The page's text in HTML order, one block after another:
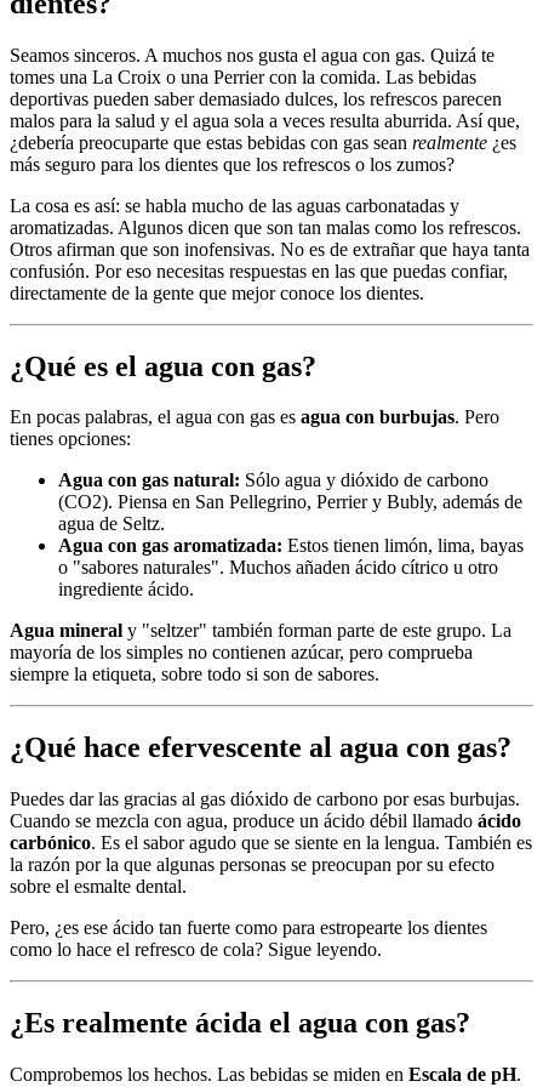
Seamos sinceros. A muchos nos gusta el agua con gas. Quizá te
tomes una La Croix o una Perrier con la comida. Las bebidas
deportivas pueden saber demasiado dulces, los refrescos parecen
malos para la salud y el agua sola a veces resulta aburrida. Así que,
¿debería preocuparte que estas bebidas con gas sean realmente ¿es
más seguro para los dientes que los refrescos o los zumos?
La cosa es así: se habla mucho de las aguas carbonatadas y
aromatizadas. Algunos dicen que son tan malas como los refrescos.
Otros afirman que son inofensivas. No es de extrañar que haya tanta
confusión. Por eso necesitas respuestas en las que puedas confiar,
directamente de la gente que mejor conoce los dientes.
¿Qué es el agua con gas?
En pocas palabras, el agua con gas es agua con burbujas. Pero
tienes opciones:
Agua con gas natural: Sólo agua y dióxido de carbono
(CO2). Piensa en San Pellegrino, Perrier y Bubly, además de
agua de Seltz.
Agua con gas aromatizada: Estos tienen limón, lima, bayas
o "sabores naturales". Muchos añaden ácido cítrico u otro
ingrediente ácido.
Agua mineral y "seltzer" también forman parte de este grupo. La
mayoría de los simples no contienen azúcar, pero comprueba
siempre la etiqueta, sobre todo si son de sabores.
¿Qué hace efervescente al agua con gas?
Puedes dar las gracias al gas dióxido de carbono por esas burbujas.
Cuando se mezcla con agua, produce un ácido débil llamado ácido
carbónico. Es el sabor agudo que se siente en la lengua. También es
la razón por la que algunas personas se preocupan por su efecto
sobre el esmalte dental.
Pero, ¿es ese ácido tan fuerte como para estropearte los dientes
como lo hace el refresco de cola? Sigue leyendo.
¿Es realmente ácida el agua con gas?
Comprobemos los hechos. Las bebidas se miden en Escala de pH.